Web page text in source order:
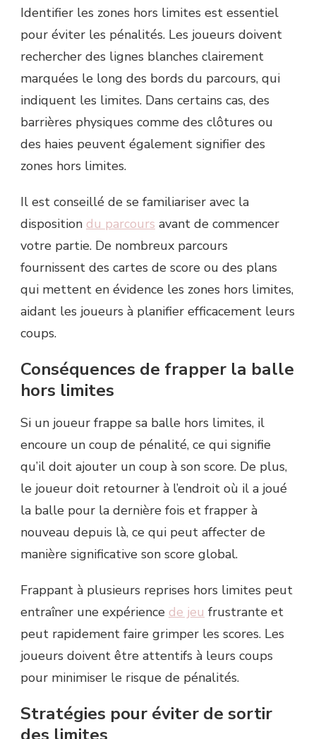
Identifier les zones hors limites est essentiel
pour éviter les pénalités. Les joueurs doivent
rechercher des lignes blanches clairement
marquées le long des bords du parcours, qui
indiquent les limites. Dans certains cas, des
barrières physiques comme des clôtures ou
des haies peuvent également signifier des
zones hors limites.
Il est conseillé de se familiariser avec la
disposition du parcours avant de commencer
votre partie. De nombreux parcours
fournissent des cartes de score ou des plans
qui mettent en évidence les zones hors limites,
aidant les joueurs à planifier efficacement leurs
coups.
Conséquences de frapper la balle
hors limites
Si un joueur frappe sa balle hors limites, il
encoure un coup de pénalité, ce qui signifie
qu’il doit ajouter un coup à son score. De plus,
le joueur doit retourner à l’endroit où il a joué
la balle pour la dernière fois et frapper à
nouveau depuis là, ce qui peut affecter de
manière significative son score global.
Frappant à plusieurs reprises hors limites peut
entraîner une expérience de jeu frustrante et
peut rapidement faire grimper les scores. Les
joueurs doivent être attentifs à leurs coups
pour minimiser le risque de pénalités.
Stratégies pour éviter de sortir
des limites